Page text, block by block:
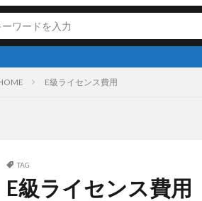
E級ライセンス費用
TAG
E級ライセンス費用